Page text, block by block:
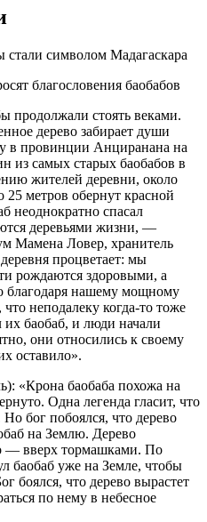
благословения баобабов
продолжали стоять веками.
дерево забирает души
в провинции Анциранана на
из самых старых баобабов в
жителей деревни, около
25 метров обернут красной
неоднократно спасал
деревьями жизни, —
Мамена Ловер, хранитель
процветает: мы
рождаются здоровыми, а
благодаря нашему мощному
неподалеку когда-то тоже
баобаб, и люди начали
они относились к своему
оставило».
«Крона баобаба похожа на
Одна легенда гласит, что
бог побоялся, что дерево
на Землю. Дерево
— вверх тормашками. По
баобаб уже на Земле, чтобы
боялся, что дерево вырастет
по нему в небесное